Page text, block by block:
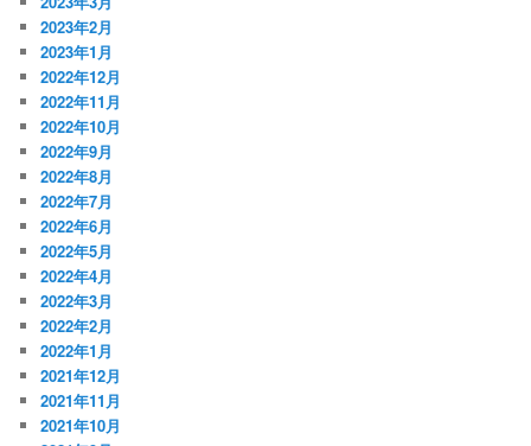
2023年2月
2023年1月
2022年12月
2022年11月
2022年10月
2022年9月
2022年8月
2022年7月
2022年6月
2022年5月
2022年4月
2022年3月
2022年2月
2022年1月
2021年12月
2021年11月
2021年10月